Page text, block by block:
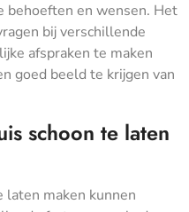
behoeften en wensen. Het
bij verschillende
afspraken te maken
goed beeld te krijgen van
schoon te laten
laten maken kunnen